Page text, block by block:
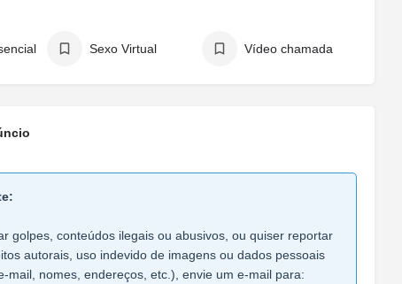
Sexo Virtual Vídeo chamada
golpes, conteúdos ilegais ou abusivos, ou quiser reportar
autorais, uso indevido de imagens ou dados pessoais
mail, nomes, endereços, etc.), envie um e-mail para: